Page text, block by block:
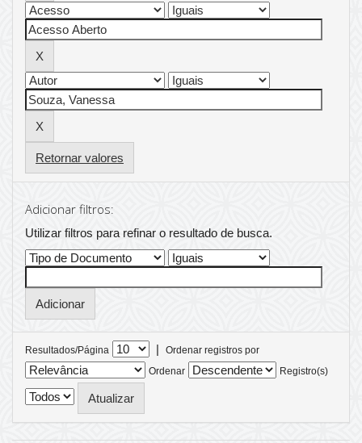
Retornar valores
Adicionar filtros:
Utilizar filtros para refinar o resultado de busca.
Resultados/Página |
Ordenar registros por
Ordenar
Registro(s)